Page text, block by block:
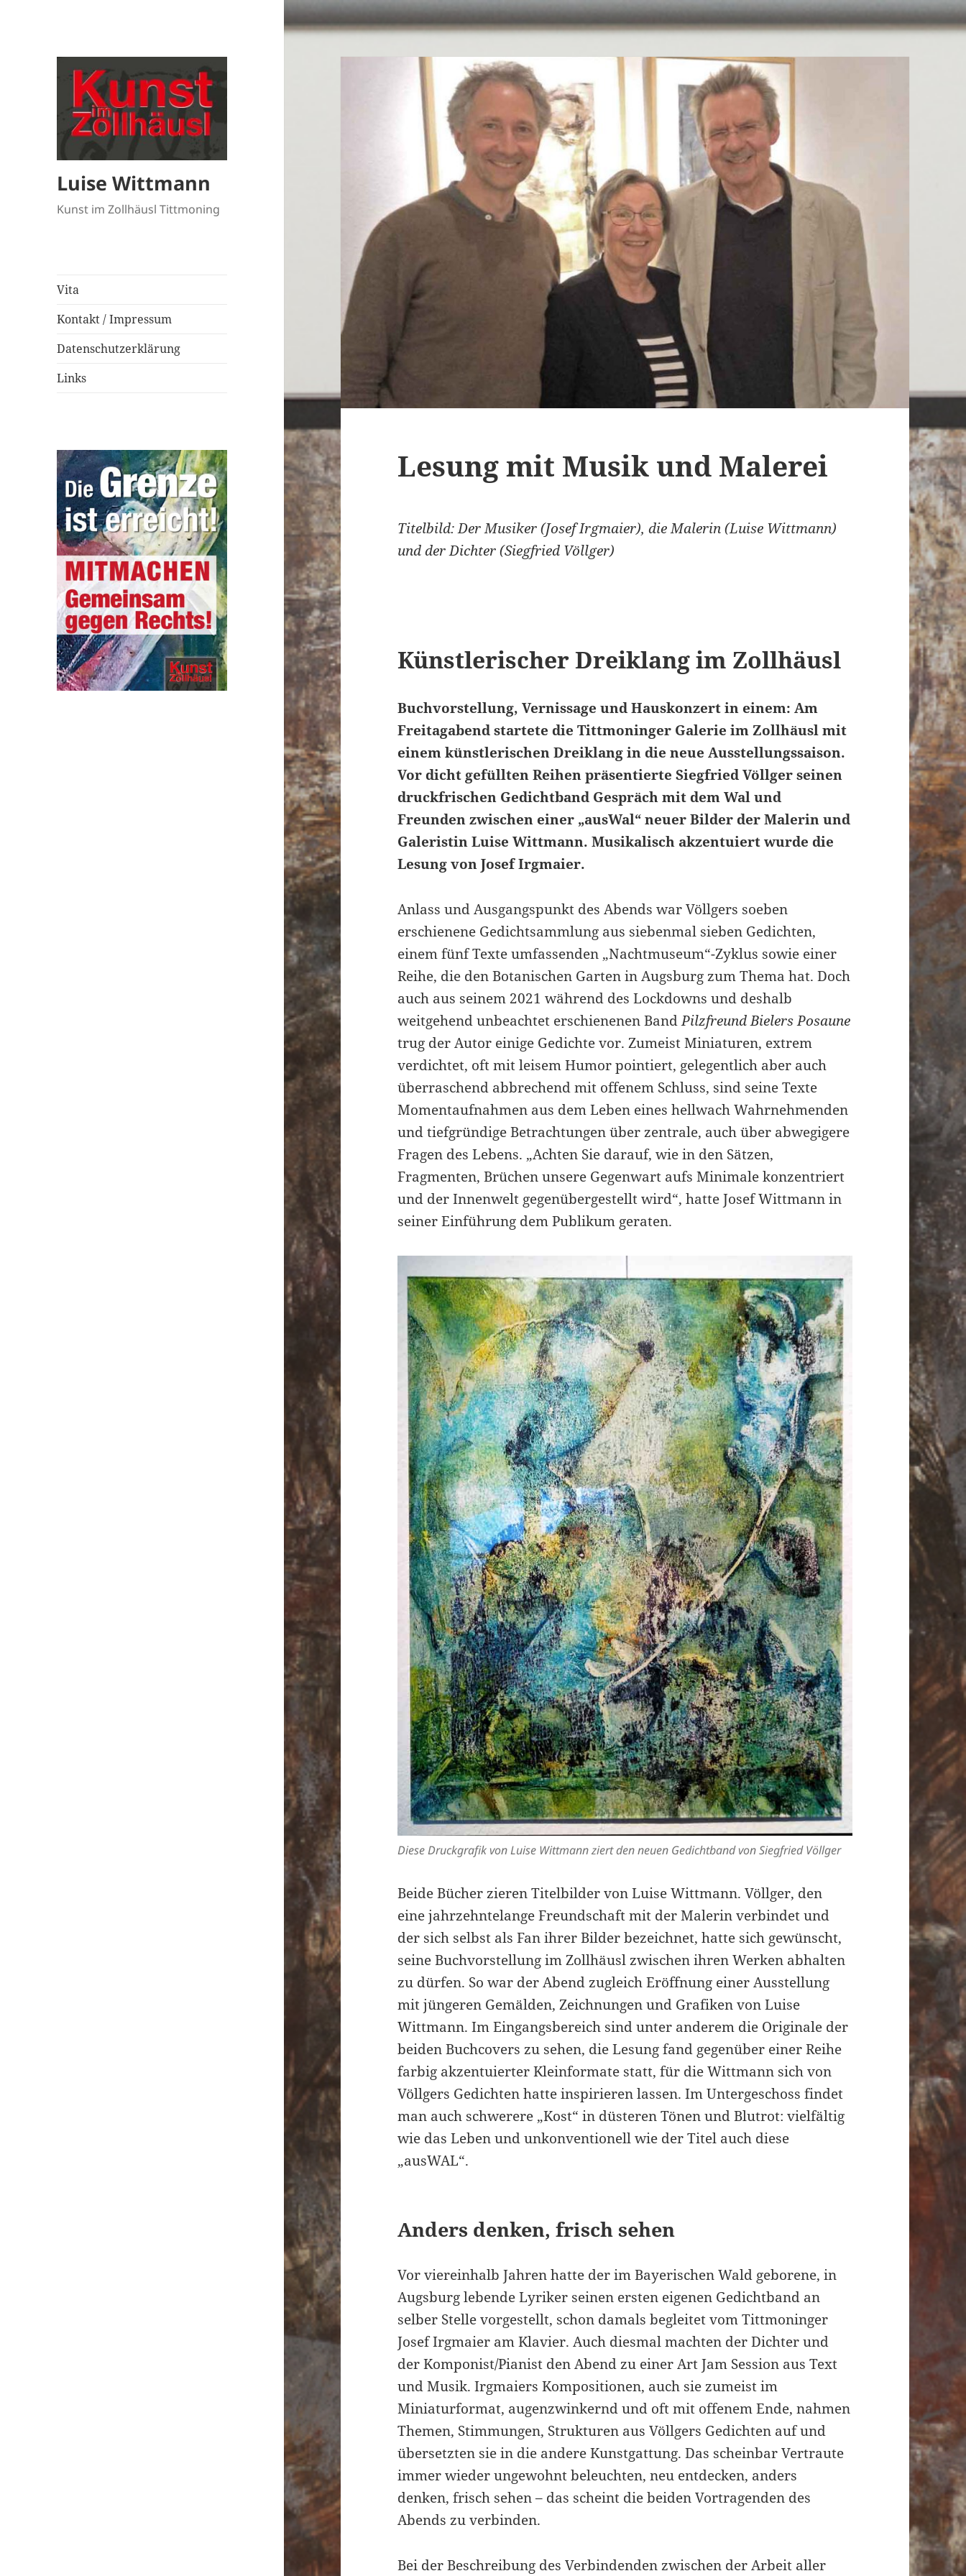
Luise Wittmann
Kunst im Zollhäusl Tittmoning
Vita
Kontakt / Impressum
Datenschutzerklärung
Links
Lesung mit Musik und Malerei
Titelbild: Der Musiker (Josef Irgmaier), die Malerin (Luise Wittmann)
und der Dichter (Siegfried Völlger)
Künstlerischer Dreiklang im Zollhäusl
Buchvorstellung, Vernissage und Hauskonzert in einem: Am
Freitagabend startete die Tittmoninger Galerie im Zollhäusl mit
einem künstlerischen Dreiklang in die neue Ausstellungssaison.
Vor dicht gefüllten Reihen präsentierte Siegfried Völlger seinen
druckfrischen Gedichtband Gespräch mit dem Wal und
Freunden zwischen einer „ausWal“ neuer Bilder der Malerin und
Galeristin Luise Wittmann. Musikalisch akzentuiert wurde die
Lesung von Josef Irgmaier.
Anlass und Ausgangspunkt des Abends war Völlgers soeben
erschienene Gedichtsammlung aus siebenmal sieben Gedichten,
einem fünf Texte umfassenden „Nachtmuseum“-Zyklus sowie einer
Reihe, die den Botanischen Garten in Augsburg zum Thema hat. Doch
auch aus seinem 2021 während des Lockdowns und deshalb
weitgehend unbeachtet erschienenen BandPilzfreund Bielers Posaune
trug der Autor einige Gedichte vor. Zumeist Miniaturen, extrem
verdichtet, oft mit leisem Humor pointiert, gelegentlich aber auch
überraschend abbrechend mit offenem Schluss, sind seine Texte
Momentaufnahmen aus dem Leben eines hellwach Wahrnehmenden
und tiefgründige Betrachtungen über zentrale, auch über abwegigere
Fragen des Lebens. „Achten Sie darauf, wie in den Sätzen,
Fragmenten, Brüchen unsere Gegenwart aufs Minimale konzentriert
und der Innenwelt gegenübergestellt wird“, hatte Josef Wittmann in
seiner Einführung dem Publikum geraten.
Diese Druckgrafik von Luise Wittmann ziert den neuen Gedichtband von Siegfried Völlger
Beide Bücher zieren Titelbilder von Luise Wittmann. Völlger, den
eine jahrzehntelange Freundschaft mit der Malerin verbindet und
der sich selbst als Fan ihrer Bilder bezeichnet, hatte sich gewünscht,
seine Buchvorstellung im Zollhäusl zwischen ihren Werken abhalten
zu dürfen. So war der Abend zugleich Eröffnung einer Ausstellung
mit jüngeren Gemälden, Zeichnungen und Grafiken von Luise
Wittmann. Im Eingangsbereich sind unter anderem die Originale der
beiden Buchcovers zu sehen, die Lesung fand gegenüber einer Reihe
farbig akzentuierter Kleinformate statt, für die Wittmann sich von
Völlgers Gedichten hatte inspirieren lassen. Im Untergeschoss findet
man auch schwerere „Kost“ in düsteren Tönen und Blutrot: vielfältig
wie das Leben und unkonventionell wie der Titel auch diese
„ausWAL“.
Anders denken, frisch sehen
Vor viereinhalb Jahren hatte der im Bayerischen Wald geborene, in
Augsburg lebende Lyriker seinen ersten eigenen Gedichtband an
selber Stelle vorgestellt, schon damals begleitet vom Tittmoninger
Josef Irgmaier am Klavier. Auch diesmal machten der Dichter und
der Komponist/Pianist den Abend zu einer Art Jam Session aus Text
und Musik. Irgmaiers Kompositionen, auch sie zumeist im
Miniaturformat, augenzwinkernd und oft mit offenem Ende, nahmen
Themen, Stimmungen, Strukturen aus Völlgers Gedichten auf und
übersetzten sie in die andere Kunstgattung. Das scheinbar Vertraute
immer wieder ungewohnt beleuchten, neu entdecken, anders
denken, frisch sehen – das scheint die beiden Vortragenden des
Abends zu verbinden.
Bei der Beschreibung des Verbindenden zwischen der Arbeit aller